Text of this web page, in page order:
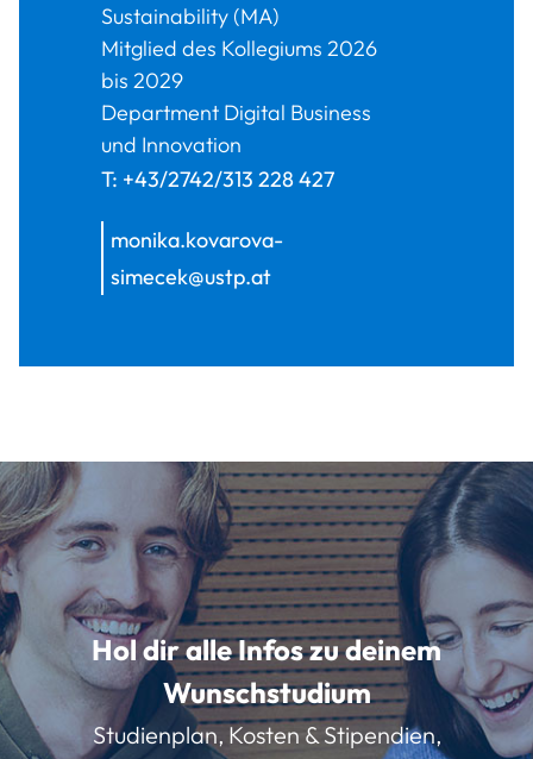
Sustainability (MA)
Mitglied des Kollegiums 2026
bis 2029
Department Digital Business
und Innovation
T: +43/2742/313 228 427
monika.kovarova-
simecek@ustp.at
Hol dir alle Infos zu deinem
Wunschstudium
Studienplan, Kosten & Stipendien,